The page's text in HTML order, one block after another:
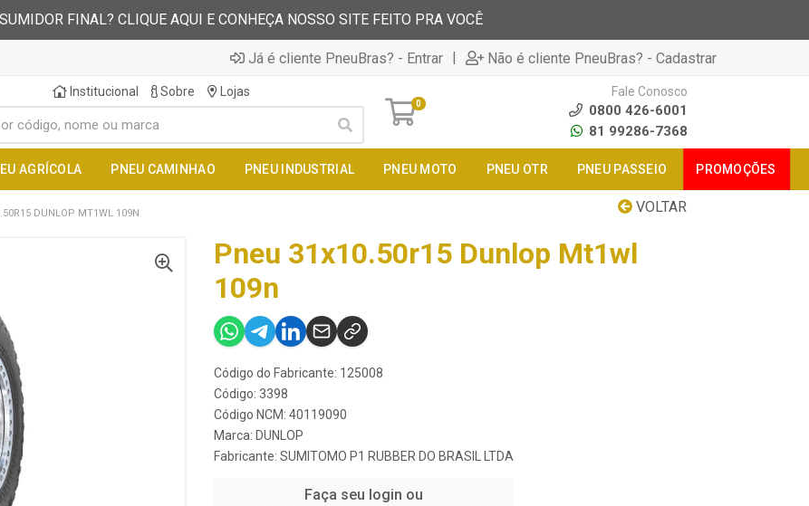
FINAL? CLIQUE AQUI E CONHEÇA NOSSO SITE FEITO PRA VOCÊ
Já é cliente PneuBras? - Entrar | Não é cliente PneuBras? - Cadastrar
Institucional Sobre Lojas
0
Fale Conosco
0800 426-6001
81 99286-7368
AGRÍCOLA PNEU CAMINHAO PNEU INDUSTRIAL PNEU MOTO PNEU OTR PNEU PASSEIO PROMOÇÕES
VOLTAR
DUNLOP MT1WL 109N
Pneu 31x10.50r15 Dunlop Mt1wl
109n
Código do Fabricante: 125008
Código: 3398
Código NCM: 40119090
Marca: DUNLOP
Fabricante: SUMITOMO P1 RUBBER DO BRASIL LTDA
Faça seu login ou